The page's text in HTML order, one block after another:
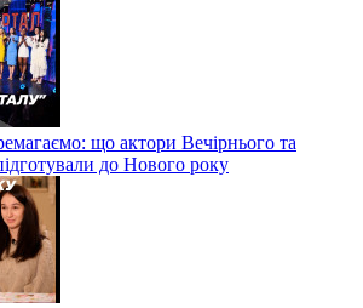
що актори Вечірнього та
до Нового року